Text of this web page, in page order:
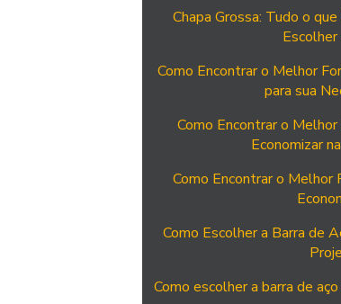
Chapa Grossa: Tudo o
Como Encontrar o Melhor
para sua
Como Encontrar o
Economizar
Como Encontrar o Melhor
Como Escolher a Barra de
Como escolher a barra de